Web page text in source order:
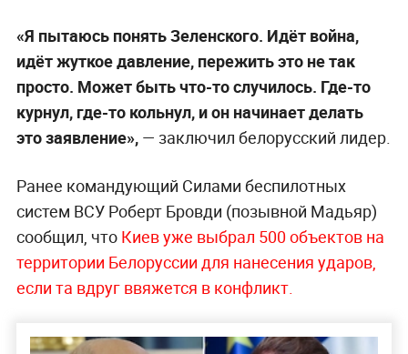
«Я пытаюсь понять Зеленского. Идёт война,
идёт жуткое давление, пережить это не так
просто. Может быть что-то случилось. Где-то
курнул, где-то кольнул, и он начинает делать
это заявление»,— заключил белорусский лидер.
Ранее командующий Силами беспилотных
систем ВСУ Роберт Бровди (позывной Мадьяр)
сообщил, что Киев уже выбрал 500 объектов на
территории Белоруссии для нанесения ударов,
если та вдруг ввяжется в конфликт.